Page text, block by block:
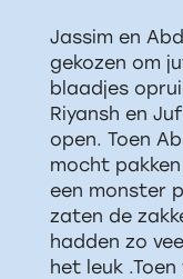
Jassim en
gekozen om
blaadjes
Riyansh en
open. Toen
mocht
een monster
zaten de
hadden zo
het leuk